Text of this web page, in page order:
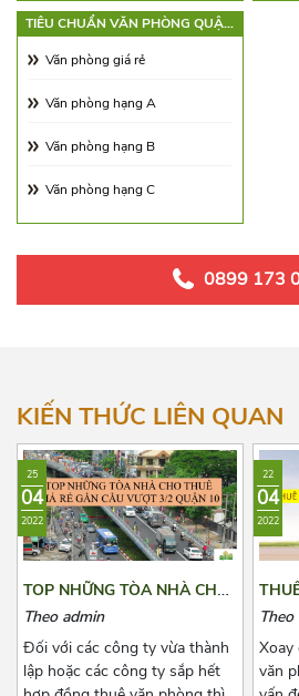
Cách Mạng Tháng 8
Cao Thắng
Điện Biên Phủ
Đồng Nai
Hồ Bá Kiện
Hòa Hưng
Lý Thường Kiệt
Ngô Gia Tự
Nguyễn Giản Thanh
Nguyễn Ngọc Lộc
Nguyễn Tri Phương
Sư Vạn Hạnh
TIÊU CHUẨN VĂN PHÒNG QUẬN
Văn phòng giá rẻ
Văn phòng hạng A
Văn phòng hạng B
Văn phòng hạng C
0899 173
KIẾN THỨC LIÊN QUAN
25
04
2022
TOP NHỮNG TÒA NHÀ CHO
THUÊ GIÁ RẺ GẦN CẦU
Theo admin
Đối với các công ty vừa thành
lập hoặc các công ty sắp hết
22
04
2022
CỌC
Xoay
văn